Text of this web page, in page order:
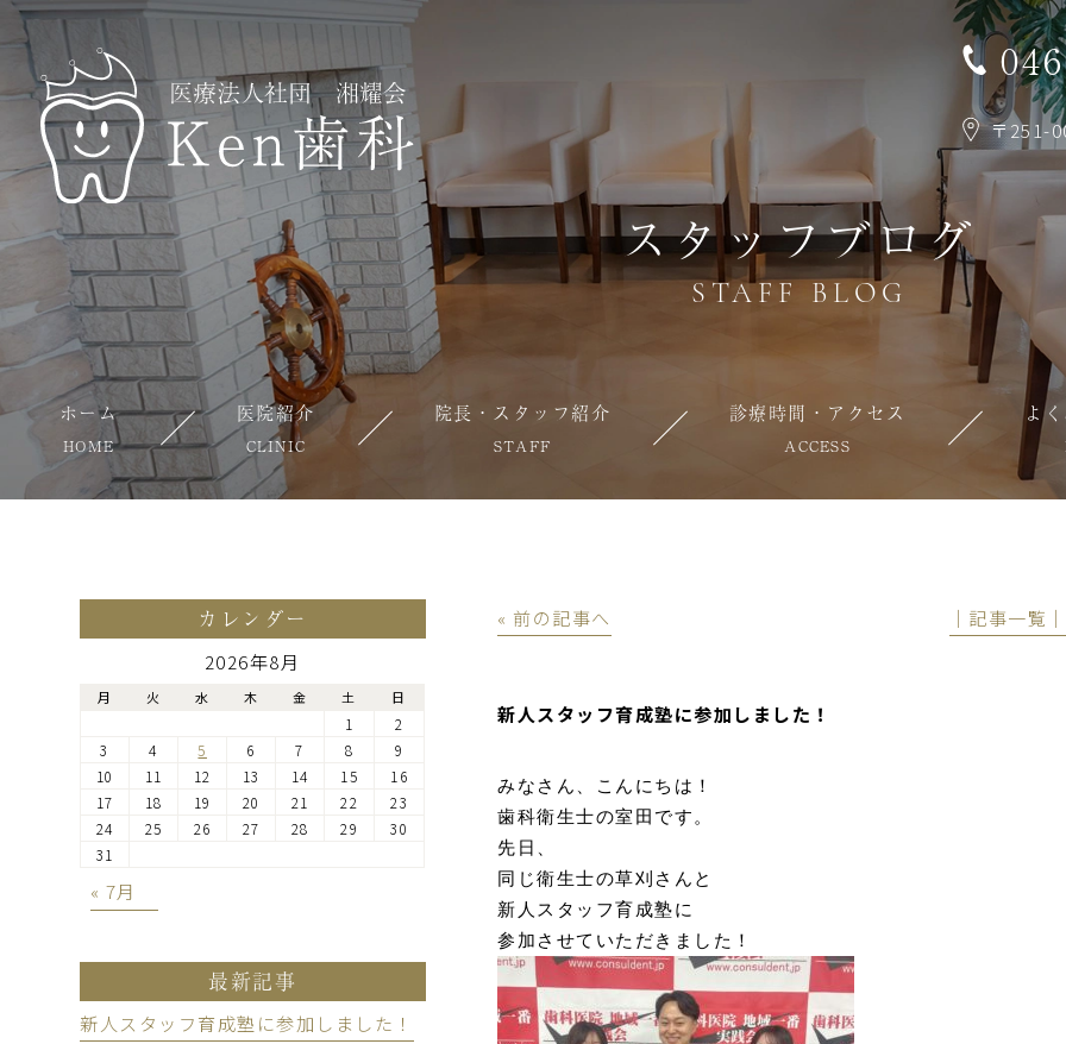
〒251-
スタッフブログ
STAFF BLOG
ホーム
HOME
医院紹介
CLINIC
院長・スタッフ紹介
STAFF
診療時間・アクセス
ACCESS
よ
« 前の記事へ │記事一覧│
新人スタッフ育成塾に参加しました！
みなさん、こんにちは！
歯科衛生士の室田です。
先日、
同じ衛生士の草刈さんと
新人スタッフ育成塾に
カレンダー
2026年8月
月 火 水 木 金 土 日
« 7月
1
2
3
4 5 6 7 8
9
10
11 12 13 14 15
16
17
18 19 20 21 22
23
24
25 26 27 28 29
30
31
最新記事
新人スタッフ育成塾に参加しました！